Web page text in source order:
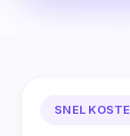
SNEL